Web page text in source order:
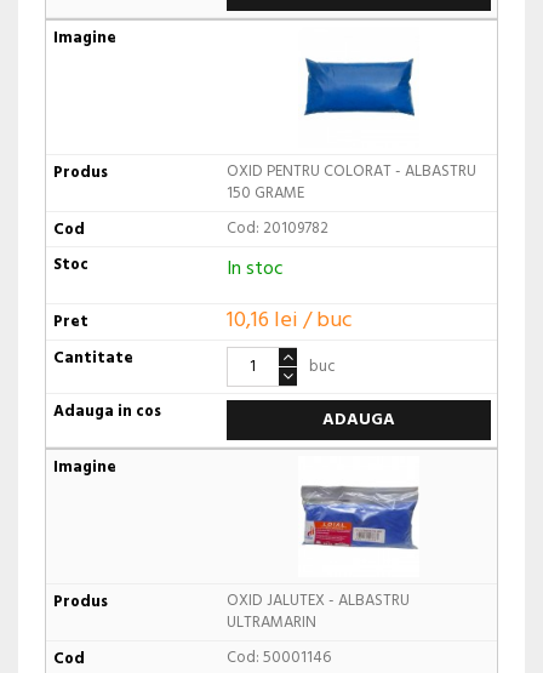
OXID PENTRU COLORAT - ALBASTRU
150 GRAME
Cod: 20109782
In stoc
10,16 lei / buc
buc
ADAUGA
OXID JALUTEX - ALBASTRU
ULTRAMARIN
Cod: 50001146